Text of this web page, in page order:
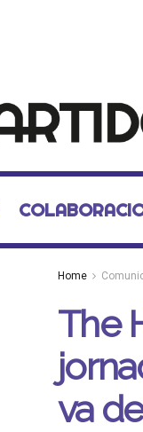
Home
The
va